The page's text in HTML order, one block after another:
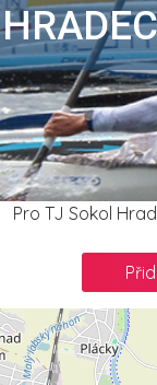
Pro TJ Sokol